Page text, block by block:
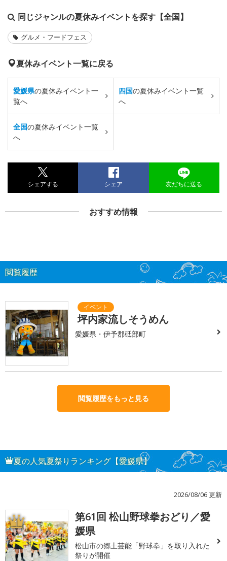
同じジャンルの夏休みイベントを探す【全国】
グルメ・フードフェス
夏休みイベント一覧に戻る
愛媛県の夏休みイベント一
覧へ
四国の夏休みイベント一覧
へ
全国の夏休みイベント一覧
へ
シェアする シェア 友だちに送る
おすすめ情報
閲覧履歴
坪内家流しそうめん
愛媛県・伊予郡砥部町
閲覧履歴をもっと見る
夏の人気夏祭りランキング【愛媛県】
2026/08/06 更新
1
第61回 松山野球拳おどり／愛
媛県
松山市の郷土芸能「野球拳」を取り入れた
祭りが開催